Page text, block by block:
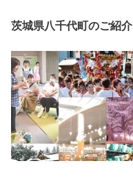
茨城県八千代町のご紹介